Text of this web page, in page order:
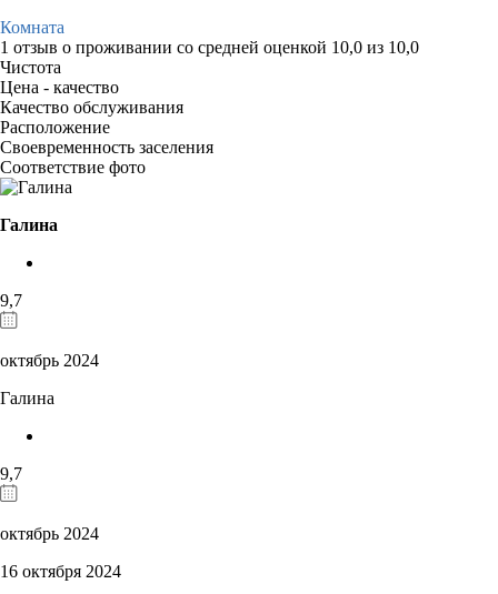
Комната
1 отзыв о проживании со средней оценкой 10,0 из 10,0
Чистота
Цена - качество
Качество обслуживания
Расположение
Своевременность заселения
Соответствие фото
Галина
9,7
октябрь 2024
Галина
9,7
октябрь 2024
16 октября 2024